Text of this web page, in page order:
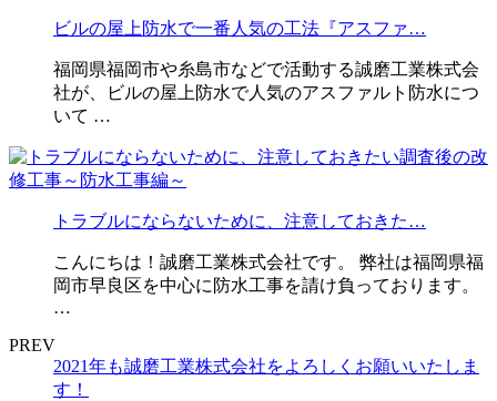
ビルの屋上防水で一番人気の工法『アスファ…
福岡県福岡市や糸島市などで活動する誠磨工業株式会
社が、ビルの屋上防水で人気のアスファルト防水につ
いて …
トラブルにならないために、注意しておきた…
こんにちは！誠磨工業株式会社です。 弊社は福岡県福
岡市早良区を中心に防水工事を請け負っております。
…
PREV
2021年も誠磨工業株式会社をよろしくお願いいたしま
す！